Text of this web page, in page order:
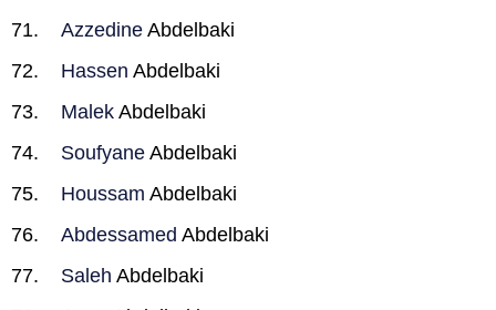
Azzedine Abdelbaki
Hassen Abdelbaki
Malek Abdelbaki
Soufyane Abdelbaki
Houssam Abdelbaki
Abdessamed Abdelbaki
Saleh Abdelbaki